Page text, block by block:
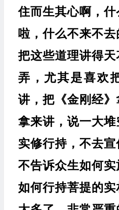
住而生其心啊，
啦，什么不来不去
把这些道理讲得
弄，尤其是喜欢
讲，把《金刚经
拿来讲，说一大
实修行持，不去宣
不告诉众生如何实
如何行持菩提的